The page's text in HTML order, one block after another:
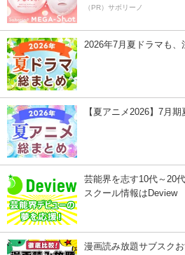
（PR）サボリーノ
2026年7月夏ドラマも、
【夏アニメ2026】7月
芸能界を志す10代～20
スクール情報はDeview
漫画読み放題サブスク